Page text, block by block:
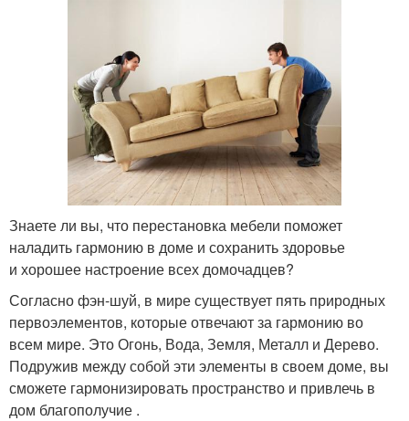
Знаете ли вы, что перестановка мебели поможет
наладить гармонию в доме и сохранить здоровье
и хорошее настроение всех домочадцев?
Согласно фэн-шуй, в мире существует пять природных
первоэлементов, которые отвечают за гармонию во
всем мире. Это Огонь, Вода, Земля, Металл и Дерево.
Подружив между собой эти элементы в своем доме, вы
сможете гармонизировать пространство и привлечь в
дом благополучие .